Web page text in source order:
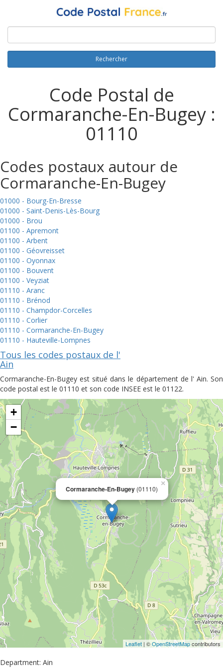
Rechercher
Code Postal de
Cormaranche-En-Bugey :
01110
Codes postaux autour de
Cormaranche-En-Bugey
01000 - Bourg-En-Bresse
01000 - Saint-Denis-Lès-Bourg
01000 - Brou
01100 - Apremont
01100 - Arbent
01100 - Géovreisset
01100 - Oyonnax
01100 - Bouvent
01100 - Veyziat
01110 - Aranc
01110 - Brénod
01110 - Champdor-Corcelles
01110 - Corlier
01110 - Cormaranche-En-Bugey
01110 - Hauteville-Lompnes
Tous les codes postaux de l'
Ain
Cormaranche-En-Bugey est situé dans le département de l' Ain. Son
code postal est le 01110 et son code INSEE est le 01122.
Cormaranche-En-Bugey (01110)
×
+
−
Leaflet | ©OpenStreetMapcontributors
Department: Ain